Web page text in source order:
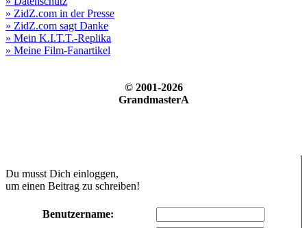
» ZidZ.com in der Presse
» ZidZ.com sagt Danke
» Mein K.I.T.T.-Replika
» Meine Film-Fanartikel
© 2001-2026
GrandmasterA
Du musst Dich einloggen,
um einen Beitrag zu schreiben!
Benutzername: